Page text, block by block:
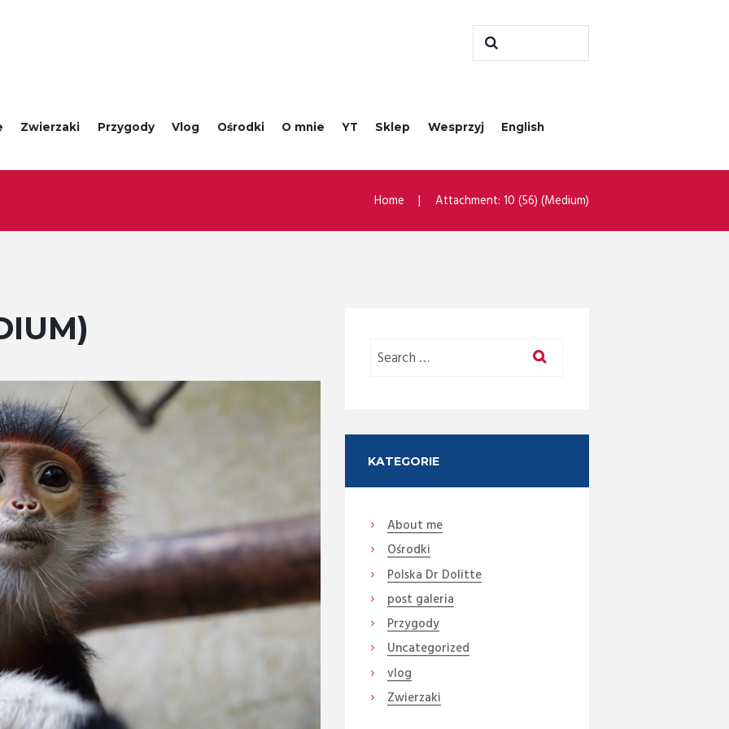
Zwierzaki Przygody Vlog Ośrodki O mnie YT Sklep Wesprzyj English
Home Attachment: 10 (56) (Medium)
Next item
14 (22) Xuch Xich (Medium)
KATEGORIE
About me
Ośrodki
Polska Dr Dolitte
post galeria
Przygody
Uncategorized
vlog
Zwierzaki